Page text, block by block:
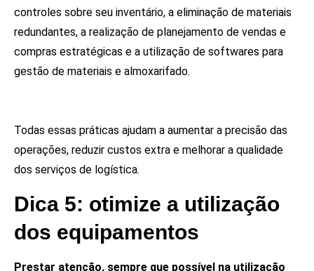
controles sobre seu inventário, a eliminação de materiais
redundantes, a realização de planejamento de vendas e
compras estratégicas e a utilização de softwares para
gestão de materiais e almoxarifado.
Todas essas práticas ajudam a aumentar a precisão das
operações, reduzir custos extra e melhorar a qualidade
dos serviços de logística.
Dica 5: otimize a utilização
dos equipamentos
Prestar atenção, sempre que possível na utilização